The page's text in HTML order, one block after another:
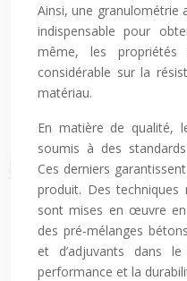
Ainsi, une granulométrie
indispensable pour
même, les
considérable sur la
matériau.
En matière de qualité,
soumis à des
Ces derniers
produit. Des
sont mises en œuvre
des pré-mélanges
et d’adjuvants dans
performance et la